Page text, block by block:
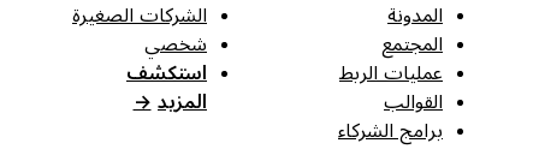
المدونة
المجتمع
عمليات الربط
القوالب
برامج الشركاء
الشركات الصغيرة
شخصي
استكشف
المزيد →